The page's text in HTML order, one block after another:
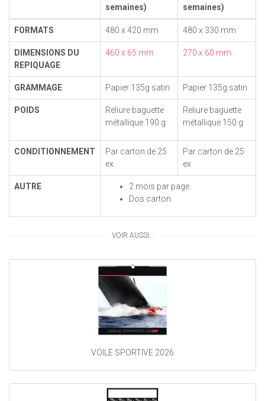
semaines)
semaines)
FORMATS 480 x 420 mm 480 x 330 mm
DIMENSIONS DU
REPIQUAGE
460 x 65 mm 270 x 60 mm
GRAMMAGE Papier 135g satin Papier 135g satin
POIDS
Reliure baguette
métallique 190 g
Reliure baguette
métallique 150 g
CONDITIONNEMENT
Par carton de 25
ex
Par carton de 25
ex
AUTRE
2 mois par page.
Dos carton.
VOIR AUSSI…
VOILE SPORTIVE 2026